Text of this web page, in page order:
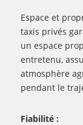
Espace et
taxis privés
un espace
entretenu,
atmosphère
pendant le
Fiabilité :